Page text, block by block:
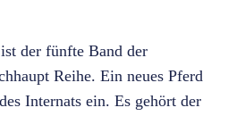
der fünfte Band der
Reihe. Ein neues Pferd
Internats ein. Es gehört der